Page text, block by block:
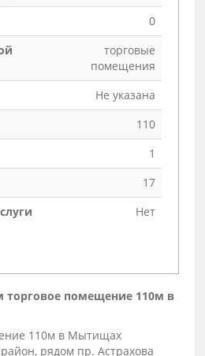
0
торговые
помещения
Не указана
110
1
17
Нет
торговое помещение 110м в
110м в Мытищах
рядом пр. Астрахова